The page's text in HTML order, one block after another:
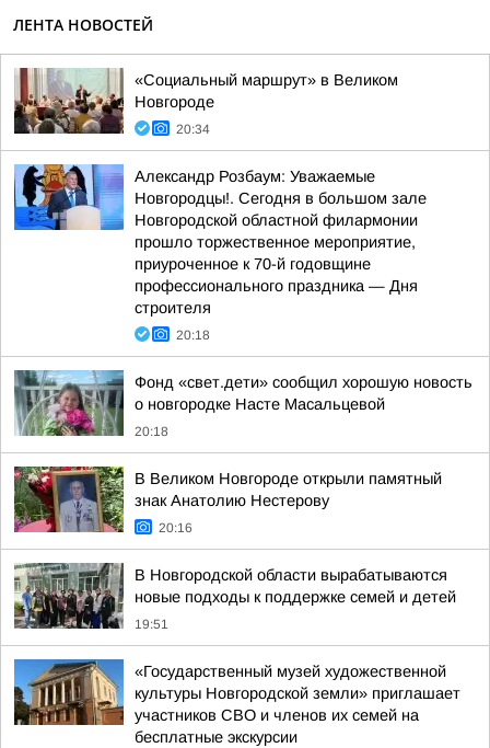
ЛЕНТА НОВОСТЕЙ
«Социальный маршрут» в Великом
Новгороде
20:34
Александр Розбаум: Уважаемые
Новгородцы!. Сегодня в большом зале
Новгородской областной филармонии
прошло торжественное мероприятие,
приуроченное к 70-й годовщине
профессионального праздника — Дня
строителя
20:18
Фонд «свет.дети» сообщил хорошую новость
о новгородке Насте Масальцевой
20:18
В Великом Новгороде открыли памятный
знак Анатолию Нестерову
20:16
В Новгородской области вырабатываются
новые подходы к поддержке семей и детей
19:51
«Государственный музей художественной
культуры Новгородской земли» приглашает
участников СВО и членов их семей на
бесплатные экскурсии